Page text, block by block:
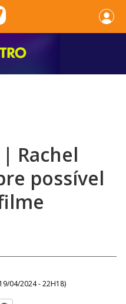
| Rachel
possível
19/04/2024 - 22H18)